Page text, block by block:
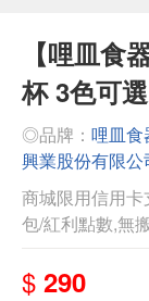
【哩皿食
杯 3色可選
◎品牌： 哩皿食
興業股份有限公
商城限用信用
包/紅利點數,無
$ 290